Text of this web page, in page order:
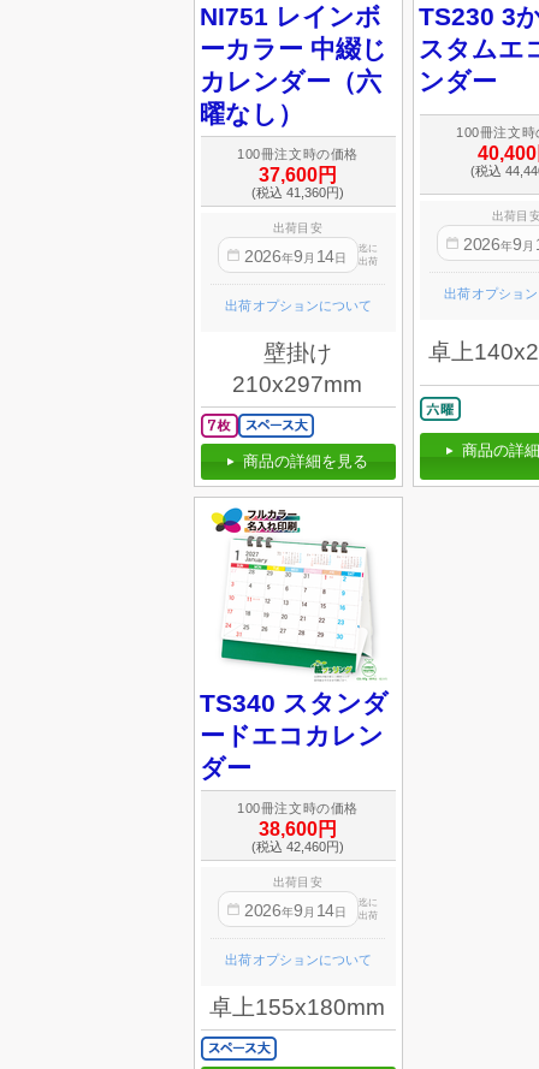
NI751 レインボ
ーカラー 中綴じ
カレンダー（六
曜なし）
100冊注文時の価格
37,600円
(税込 41,360円)
出荷目安
2026年9 月 14日
迄に
出荷
出荷オプションについて
壁掛け
210x297mm
商品の詳細を見る
TS230 3
スタムエ
ンダー
100冊注文時
(税込
出荷目
2026年9 月
出荷オプショ
卓上
商品の詳
TS340 スタンダ
ードエコカレン
ダー
100冊注文時の価格
38,600円
(税込 42,460円)
出荷目安
2026年9 月 14日
迄に
出荷
出荷オプションについて
卓上155x180mm